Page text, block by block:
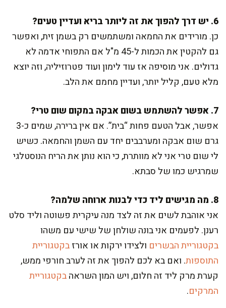
6. יש דרך להפוך את זה ליותר בריא ועדיין טעים?
כן. מורידים את החמאה ומשתמשים רק בשמן זית, ואפשר
גם להקטין את הכמות ל-45 מ"ל אם התפוחי אדמה לא
גדולים. אני מוסיפה אז עוד לימון ועוד פטרוזיליה, וזה יוצא
מלא טעם, קליל יותר, ועדיין מחמם את הלב.
7. אפשר להשתמש בשום אבקה במקום שום טרי?
אפשר, אבל הטעם פחות “בית”. אם אין ברירה, שמים כ-3
גרם שום אבקה ומערבבים יחד עם השמן והחמאה. כשיש
לי שום טרי אני לא מוותרת, כי הוא נותן את הריח הנוסטלגי
שמרגיש כמו של סבתא.
8. מה מגישים ליד כדי לבנות ארוחה שלמה?
אני אוהבת לשים את זה לצד מנה עיקרית פשוטה וליד סלט
רענן. לפעמים אני בונה שולחן של שישי עם משהו
בקטגוריית הבשרים ולצידו ירקות או אורזבקטגוריית
התוספות. ואם בא לכם להפוך את זה לערב חורפי ממש,
קערת מרק ליד זה חלום, ויש המון השראהבקטגוריית
המרקים.